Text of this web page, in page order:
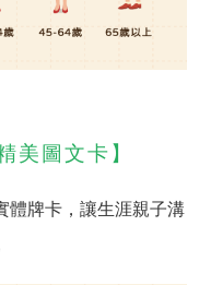
美圖文卡】
體牌卡，讓生涯親子溝